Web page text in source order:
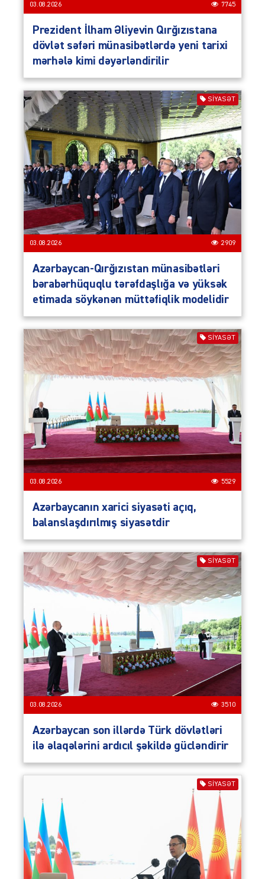
03.08.2026 7745
Prezident İlham Əliyevin Qırğızıstana
dövlət səfəri münasibətlərdə yeni tarixi
mərhələ kimi dəyərləndirilir
SIYASƏT
03.08.2026 2909
Azərbaycan-Qırğızıstan münasibətləri
bərabərhüquqlu tərəfdaşlığa və yüksək
etimada söykənən müttəfiqlik modelidir
SIYASƏT
03.08.2026 5529
Azərbaycanın xarici siyasəti açıq,
balanslaşdırılmış siyasətdir
SIYASƏT
03.08.2026 3510
Azərbaycan son illərdə Türk dövlətləri
ilə əlaqələrini ardıcıl şəkildə gücləndirir
SIYASƏT